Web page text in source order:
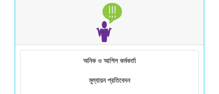
অনিক ও আপিল কর্মকর্তা
মূল্যায়ন প্রতিবেদন